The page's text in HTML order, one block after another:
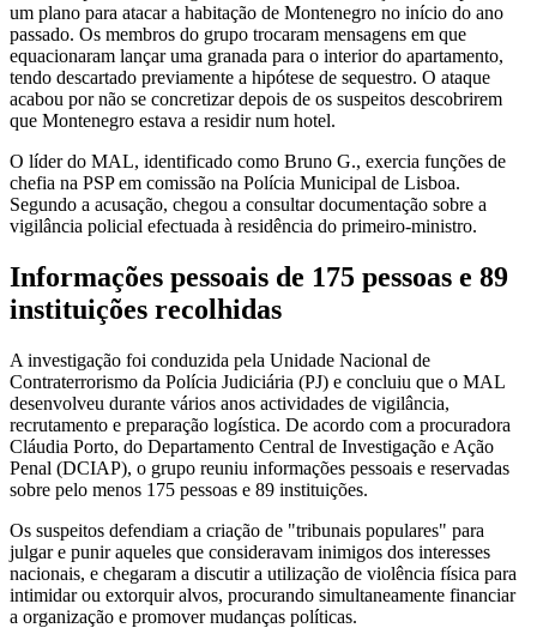
um plano para atacar a habitação de Montenegro no início do ano
passado. Os membros do grupo trocaram mensagens em que
equacionaram lançar uma granada para o interior do apartamento,
tendo descartado previamente a hipótese de sequestro. O ataque
acabou por não se concretizar depois de os suspeitos descobrirem
que Montenegro estava a residir num hotel.
O líder do MAL, identificado como Bruno G., exercia funções de
chefia na PSP em comissão na Polícia Municipal de Lisboa.
Segundo a acusação, chegou a consultar documentação sobre a
vigilância policial efectuada à residência do primeiro-ministro.
Informações pessoais de 175 pessoas e 89
instituições recolhidas
A investigação foi conduzida pela Unidade Nacional de
Contraterrorismo da Polícia Judiciária (PJ) e concluiu que o MAL
desenvolveu durante vários anos actividades de vigilância,
recrutamento e preparação logística. De acordo com a procuradora
Cláudia Porto, do Departamento Central de Investigação e Ação
Penal (DCIAP), o grupo reuniu informações pessoais e reservadas
sobre pelo menos 175 pessoas e 89 instituições.
Os suspeitos defendiam a criação de "tribunais populares" para
julgar e punir aqueles que consideravam inimigos dos interesses
nacionais, e chegaram a discutir a utilização de violência física para
intimidar ou extorquir alvos, procurando simultaneamente financiar
a organização e promover mudanças políticas.